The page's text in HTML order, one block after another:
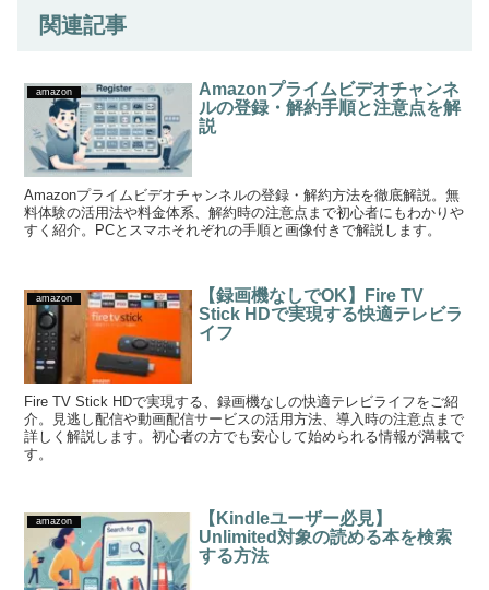
関連記事
amazon
Amazonプライムビデオチャンネ
ルの登録・解約手順と注意点を解
説
Amazonプライムビデオチャンネルの登録・解約方法を徹底解説。無
料体験の活用法や料金体系、解約時の注意点まで初心者にもわかりや
すく紹介。PCとスマホそれぞれの手順と画像付きで解説します。
amazon
【録画機なしでOK】Fire TV
Stick HDで実現する快適テレビラ
イフ
Fire TV Stick HDで実現する、録画機なしの快適テレビライフをご紹
介。見逃し配信や動画配信サービスの活用方法、導入時の注意点まで
詳しく解説します。初心者の方でも安心して始められる情報が満載で
す。
amazon
【Kindleユーザー必見】
Unlimited対象の読める本を検索
する方法